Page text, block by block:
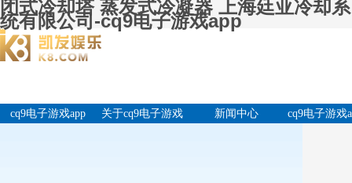
闭式冷却塔 蒸发式冷凝器 上海廷亚冷却系
统有限公司-cq9电子游戏app
cq9电子游戏app
关于cq9电子游戏
新闻中心
cq9电子游戏